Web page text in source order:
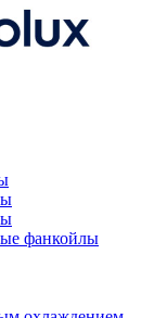
фанкойлы